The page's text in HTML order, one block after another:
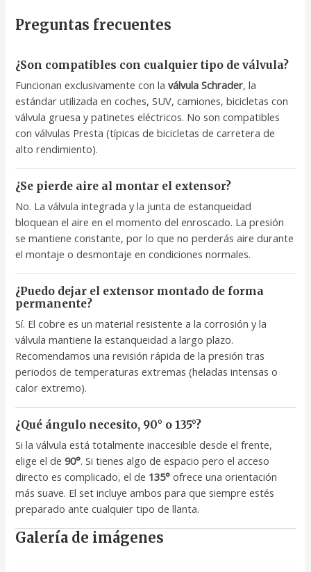
Preguntas frecuentes
¿Son compatibles con cualquier tipo de válvula?
Funcionan exclusivamente con laválvula Schrader, la
estándar utilizada en coches, SUV, camiones, bicicletas con
válvula gruesa y patinetes eléctricos. No son compatibles
con válvulas Presta (típicas de bicicletas de carretera de
alto rendimiento).
¿Se pierde aire al montar el extensor?
No. La válvula integrada y la junta de estanqueidad
bloquean el aire en el momento del enroscado. La presión
se mantiene constante, por lo que no perderás aire durante
el montaje o desmontaje en condiciones normales.
¿Puedo dejar el extensor montado de forma
permanente?
Sí. El cobre es un material resistente a la corrosión y la
válvula mantiene la estanqueidad a largo plazo.
Recomendamos una revisión rápida de la presión tras
periodos de temperaturas extremas (heladas intensas o
calor extremo).
¿Qué ángulo necesito, 90° o 135°?
Si la válvula está totalmente inaccesible desde el frente,
elige el de90°. Si tienes algo de espacio pero el acceso
directo es complicado, el de 135° ofrece una orientación
más suave. El set incluye ambos para que siempre estés
preparado ante cualquier tipo de llanta.
Galería de imágenes